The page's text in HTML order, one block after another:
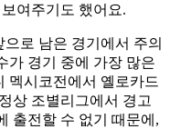
여주기도 했어요.
로 남은 경기에서 주의
가 경기 중에 가장 많은
멕시코전에서 옐로카드
상 조별리그에서 경고
출전할 수 없기 때문에,